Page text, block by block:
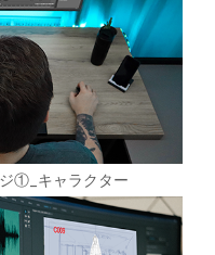
①_キャラクター